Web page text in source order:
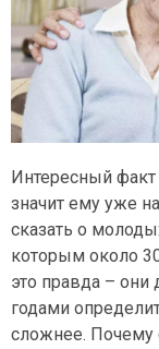
Интересный
значит ему уже
сказать о
которым около
это правда – они
годами
сложнее. Почему